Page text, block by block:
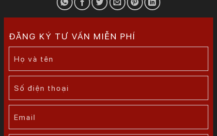
ĐĂNG KÝ TƯ VẤN MIỄN PHÍ